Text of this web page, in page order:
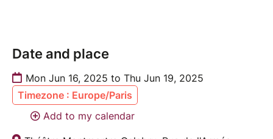
Date and place
Mon Jun 16, 2025 to Thu Jun 19, 2025
Timezone : Europe/Paris
Add to my calendar